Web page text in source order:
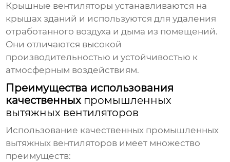
Крышные вентиляторы устанавливаются на
крышах зданий и используются для удаления
отработанного воздуха и дыма из помещений.
Они отличаются высокой
производительностью и устойчивостью к
атмосферным воздействиям.
Преимущества использования
качественных промышленных
вытяжных вентиляторов
Использование качественных промышленных
вытяжных вентиляторов имеет множество
преимуществ: